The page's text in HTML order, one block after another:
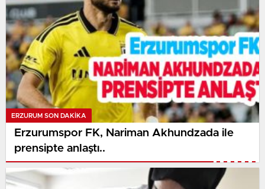
ERZURUM SON DAKİKA
Erzurumspor FK, Nariman Akhundzada ile
prensipte anlaştı..